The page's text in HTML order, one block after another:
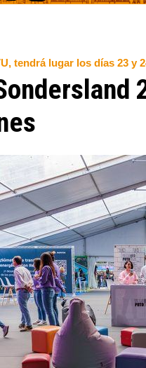
tendrá lugar los días 23 y